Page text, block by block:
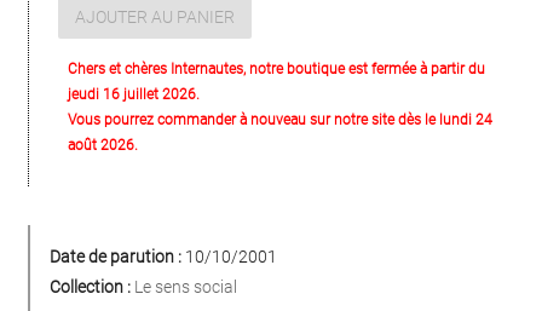
AJOUTER AU PANIER
Chers et chères Internautes, notre boutique est fermée à partir du
jeudi 16 juillet 2026.
Vous pourrez commander à nouveau sur notre site dès le lundi 24
août 2026.
Date de parution : 10/10/2001
Collection : Le sens social